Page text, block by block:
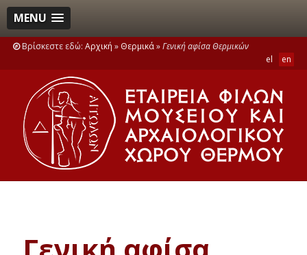
MENU
Βρίσκεστε εδώ: Αρχική » Θερμικά»Γενική αφίσα Θερμικών
el
en